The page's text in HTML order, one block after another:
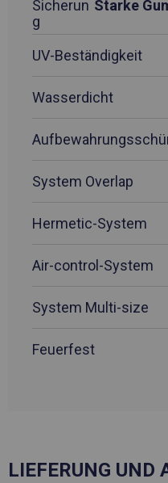
Sicherun
g
Starke
UV-Beständigkeit
Wasserdicht
System Overlap
Hermetic-System
Air-control-System
System Multi-size
Feuerfest
LIEFERUNG UND